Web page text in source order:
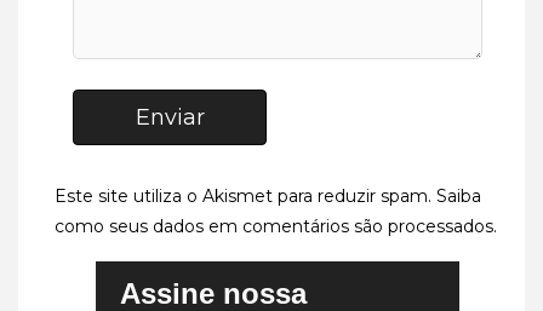
Enviar
Este site utiliza o Akismet para reduzir spam. Saiba
como seus dados em comentários são processados.
Assine nossa